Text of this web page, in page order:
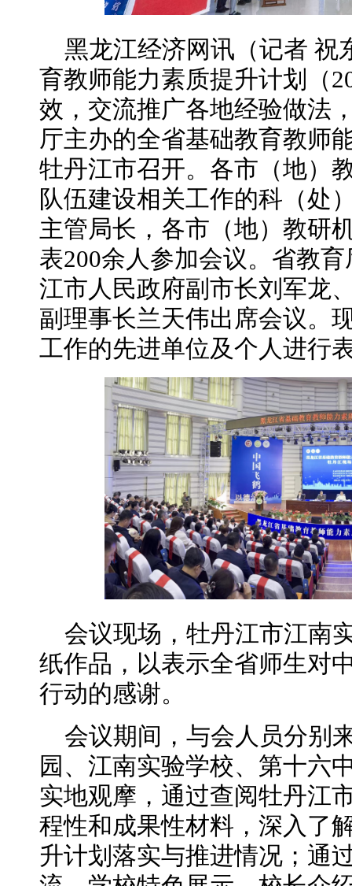
黑龙江经济网讯（记者 祝
育教师能力素质提升计划（
效，交流推广各地经验做法
厅主办的全省基础教育教师
牡丹江市召开。各市（地）
队伍建设相关工作的科（处
主管局长，各市（地）教研
表200余人参加会议。省教
江市人民政府副市长刘军龙
副理事长兰天伟出席会议。
工作的先进单位及个人进行
会议现场，牡丹江市江南
纸作品，以表示全省师生对
行动的感谢。
会议期间，与会人员分别
园、江南实验学校、第十六
实地观摩，通过查阅牡丹江
程性和成果性材料，深入了
升计划落实与推进情况；通